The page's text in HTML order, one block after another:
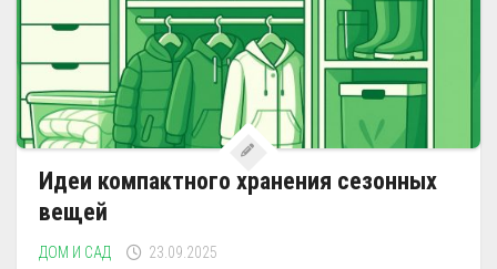
Идеи компактного хранения сезонных
вещей
ДОМ И САД 23.09.2025